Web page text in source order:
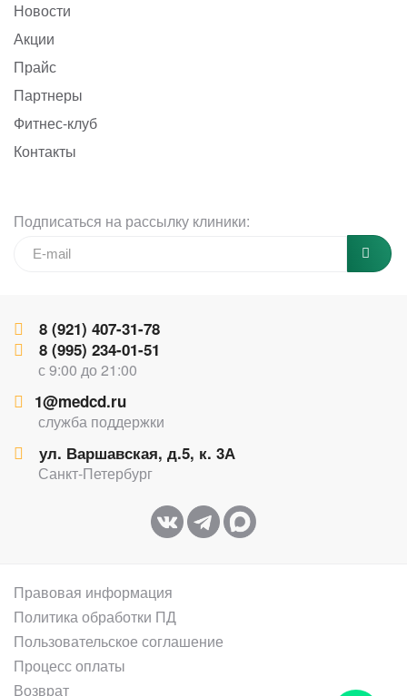
8 (921) 407-31-78
8 (995) 234-01-51
с 9:00 до 21:00
1@medcd.ru
служба поддержки
ул. Варшавская, д.5, к. 3А
Санкт-Петербург
Новости
Акции
Прайс
Партнеры
Фитнес-клуб
Контакты
Подписаться на рассылку клиники:
Правовая информация
Политика обработки ПД
Пользовательское соглашение
Процесс оплаты
Возврат